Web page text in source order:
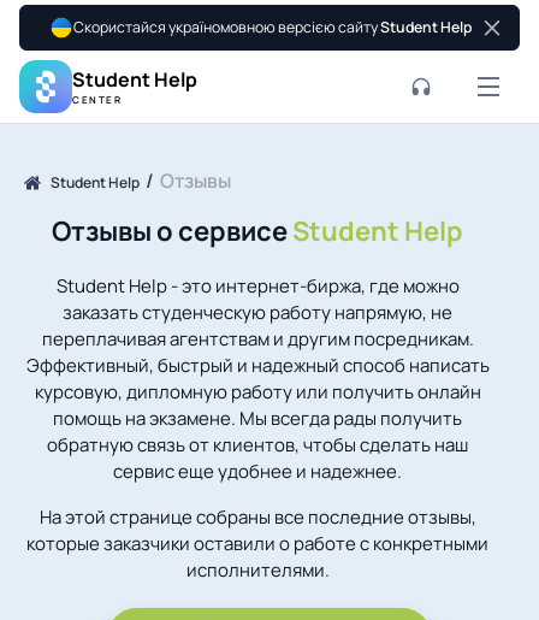
Скористайся україномовною версією сайтуStudent Help
Student Help
CENTER
Student Help Отзывы
Отзывы о сервисеStudent Help
Student Help - это интернет-биржа, где можно
заказать студенческую работу напрямую, не
переплачивая агентствам и другим посредникам.
Эффективный, быстрый и надежный способ написать
курсовую, дипломную работу или получить онлайн
помощь на экзамене. Мы всегда рады получить
обратную связь от клиентов, чтобы сделать наш
сервис еще удобнее и надежнее.
На этой странице собраны все последние отзывы,
которые заказчики оставили о работе с конкретными
исполнителями.